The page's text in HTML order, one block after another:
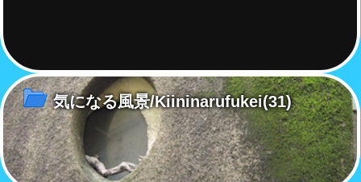
気になる風景/Kiininarufukei(31)